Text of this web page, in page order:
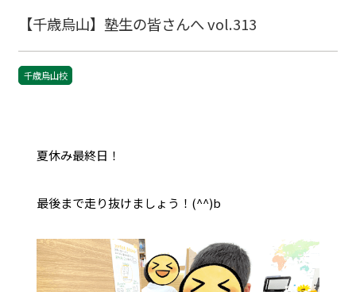
【千歳烏山】塾生の皆さんへ vol.313
千歳烏山校
夏休み最終日！
最後まで走り抜けましょう！(^^)b